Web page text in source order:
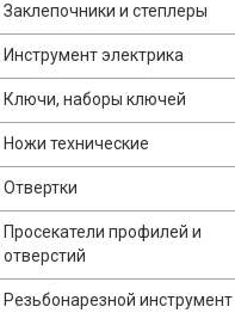
Заклепочники и степлеры
Инструмент электрика
Ключи, наборы ключей
Ножи технические
Отвертки
Просекатели профилей и
отверстий
Резьбонарезной инструмент